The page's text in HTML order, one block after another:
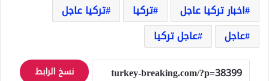
اخبار تركيا عاجل
تركيا
تركيا عاجل
عاجل
عاجل تركيا
نسخ الرابط